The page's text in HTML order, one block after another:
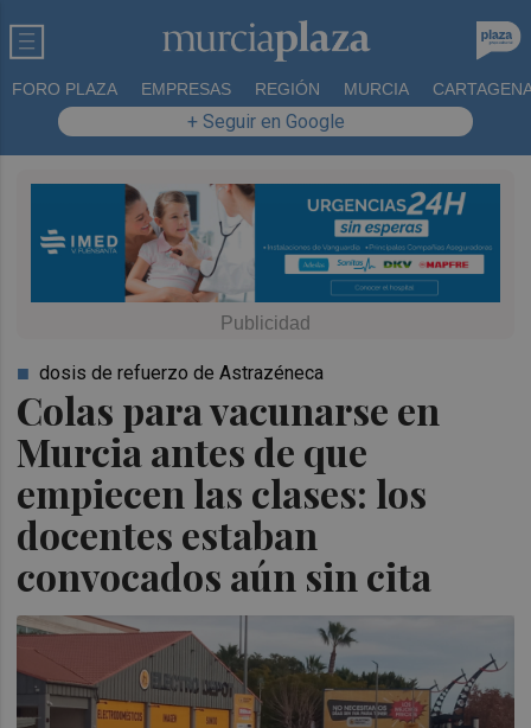
FORO PLAZA EMPRESAS REGIÓN MURCIA
+ Seguir en Google
Colas para vacunarse en
Murcia antes de que
empiecen las clases: los
docentes estaban
convocados aún sin cita
dosis de refuerzo de Astrazéneca